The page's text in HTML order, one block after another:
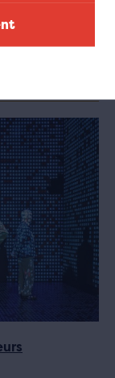
en 2016
La Ville